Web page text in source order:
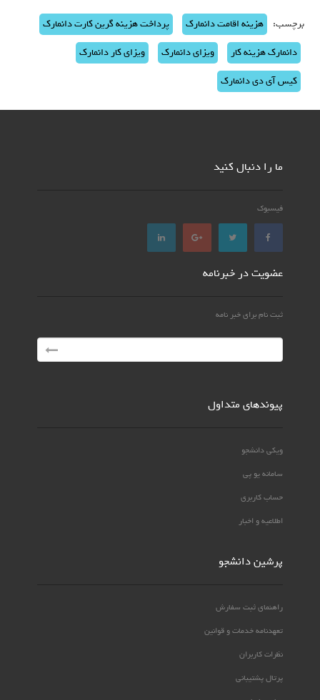
برچسب: هزینه اقامت دانمارک
پرداخت هزینه گرین کارت دانمارک
دانمارک هزینه کار
ویزای دانمارک
ویزای کار دانمارک
کیس آی دی دانمارک
ما را دنبال کنید
فیسبوک
عضویت در خبرنامه
ثبت نام برای خبر نامه
پیوندهای متداول
ویکی دانشجو
سامانه یو پی
حساب کاربری
اطلاعیه و اخبار
پرشین دانشجو
راهنمای ثبت سفارش
تعهدنامه خدمات و قوانین
نظرات کاربران
پرتال پشتیبانی